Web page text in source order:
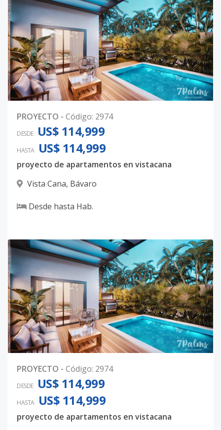
PROYECTO - Código: 2974
DESDE US$ 114,999
HASTA US$ 114,999
proyecto de apartamentos en vistacana
Vista Cana, Bávaro
Desde hasta Hab.
PROYECTO - Código: 2974
DESDE US$ 114,999
HASTA US$ 114,999
proyecto de apartamentos en vistacana